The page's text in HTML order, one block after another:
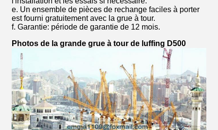
e. Un ensemble de pièces de rechange faciles à porter
est fourni gratuitement avec la grue à tour.
f. Garantie: période de garantie de 12 mois.
Photos de la grande grue à tour de luffing D500